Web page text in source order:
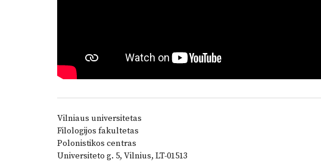
Vilniaus universitetas
Filologijos fakultetas
Polonistikos centras
Universiteto g. 5, Vilnius, LT-01513